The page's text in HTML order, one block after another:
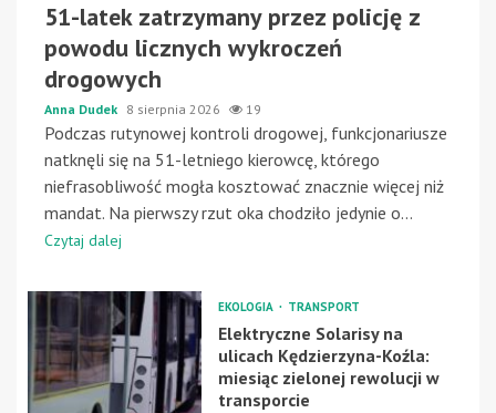
51-latek zatrzymany przez policję z
powodu licznych wykroczeń
drogowych
Anna Dudek 8 sierpnia 2026 19
Podczas rutynowej kontroli drogowej, funkcjonariusze
natknęli się na 51-letniego kierowcę, którego
niefrasobliwość mogła kosztować znacznie więcej niż
mandat. Na pierwszy rzut oka chodziło jedynie o...
Czytaj dalej
EKOLOGIA TRANSPORT
Elektryczne Solarisy na
ulicach Kędzierzyna-Koźla:
miesiąc zielonej rewolucji w
transporcie